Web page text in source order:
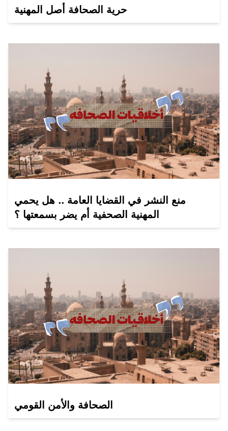
حرية الصحافة أصل المهنية
منع النشر في القضايا العامة .. هل يحمي
المهنية الصحفية أم يضر بسمعتها ؟
الصحافة والأمن القومي